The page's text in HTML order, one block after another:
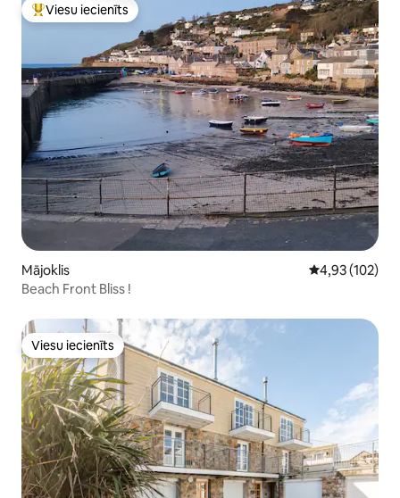
Populārs viesu iecienīts mājoklis
Viesu iecienīts
Mājoklis Vidējais
4,93 (102)
Beach Front Bliss !
Viesu iecienīts
Viesu iecienīts